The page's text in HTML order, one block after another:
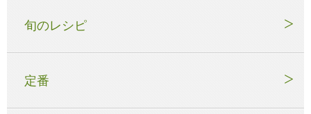
旬のレシピ
定番